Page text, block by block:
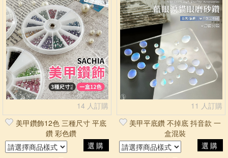
14 人訂購
美甲鑽飾12色 三種尺寸 平底
鑽 彩色鑽
選購
11 人訂購
美甲平底鑽 不掉底 抖音款 一
盒混裝
選購